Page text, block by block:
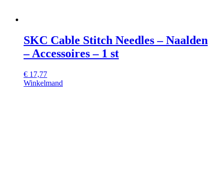
SKC Cable Stitch Needles – Naalden
– Accessoires – 1 st
€ 17,77
Winkelmand